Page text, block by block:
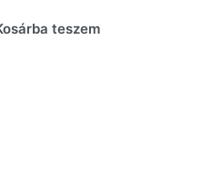
teszem